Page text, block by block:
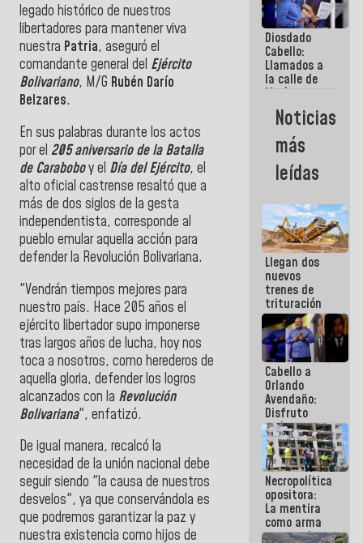
legado histórico de nuestros
libertadores para mantener viva
nuestra Patria, aseguró el
comandante general del Ejército
Bolivariano, M/G Rubén Darío
Belzares.
En sus palabras durante los actos
por el 205 aniversario de la Batalla
de Caraboboy el Día del Ejército, el
alto oficial castrense resaltó que a
más de dos siglos de la gesta
independentista, corresponde al
pueblo emular aquella acción para
defender la Revolución Bolivariana.
"Vendrán tiempos mejores para
nuestro país. Hace 205 años el
ejército libertador supo imponerse
tras largos años de lucha, hoy nos
toca a nosotros, como herederos de
aquella gloria, defender los logros
alcanzados con la Revolución
Bolivariana", enfatizó.
De igual manera, recalcó la
necesidad de la unión nacional debe
seguir siendo "la causa de nuestros
desvelos", ya que conservándola es
que podremos garantizar la paz y
nuestra existencia como hijos de
puede creer?
¿Y la gente
que ella iba
a salvar en
La Guaira?
Diosdado
Cabello:
Llamados a
la calle de
María
Machado se
estrellaron
de frente
contra el
Pueblo
Noticias
más
leídas
Llegan dos
nuevos
trenes de
trituración
para
optimizar
manejo de
escombros
en La Guaira
Cabello a
Orlando
Avendaño:
Disfruto
cada vez
que escribes
porque lo
que haces
es
embarrarla
Necropolítica
opositora:
La mentira
como arma
contra el